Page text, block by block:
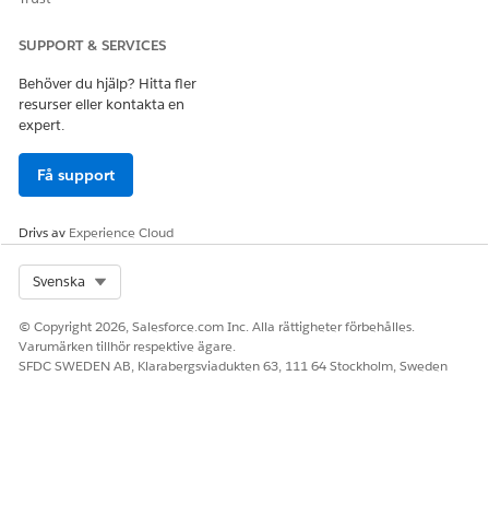
SUPPORT & SERVICES
Behöver du hjälp? Hitta fler
resurser eller kontakta en
expert.
Få support
Drivs av Experience Cloud
Svenska
© Copyright 2026, Salesforce.com Inc. Alla rättigheter förbehålles.
Varumärken tillhör respektive ägare.
SFDC SWEDEN AB, Klarabergsviadukten 63, 111 64 Stockholm, Sweden